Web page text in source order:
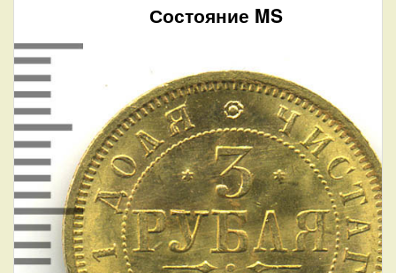
Состояние MS